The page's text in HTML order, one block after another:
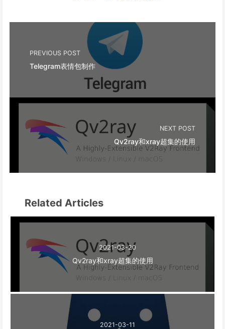
PREVIOUS POST
Telegram表情包制作
NEXT POST
Qv2ray和xray超集的使用
Related Articles
2021-03-20
Qv2ray和xray超集的使用
2021-03-11